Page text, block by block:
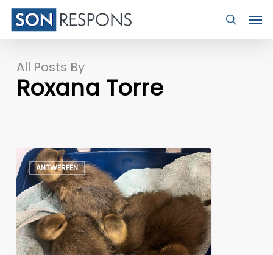
Skip
main
search
All Posts By
Roxana Torre
Olielekkage
haven
Antwerpen
ANTWERPEN